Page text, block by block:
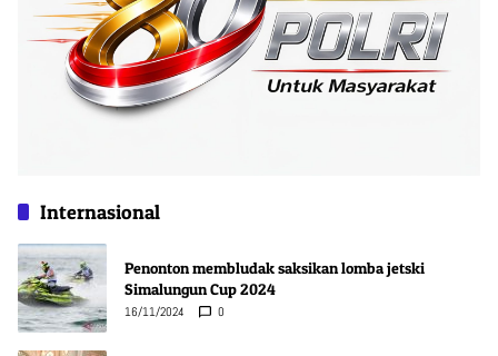
Internasional
Penonton membludak saksikan lomba jetski
Simalungun Cup 2024
16/11/2024 0